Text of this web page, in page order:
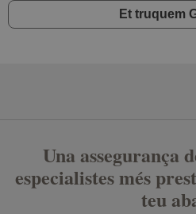
Et truquem
Una assegurança
especialistes més
teu